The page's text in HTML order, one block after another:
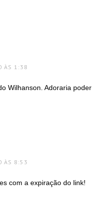
ÀS 1:38
Wilhanson. Adoraria poder
ÀS 8:53
com a expiração do link!